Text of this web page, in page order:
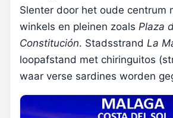
Slenter door het oude centrum
winkels en pleinen zoals Plaza
Constitución. Stadsstrand La
loopafstand met chiringuitos
waar verse sardines worden